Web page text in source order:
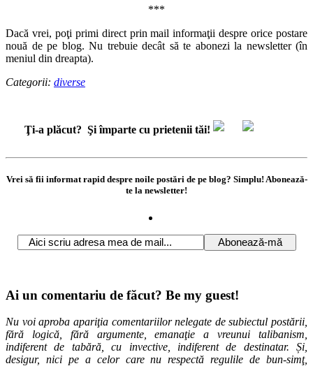
***
Dacă vrei, poţi primi direct prin mail informaţii despre orice postare
nouă de pe blog. Nu trebuie decât să te abonezi la newsletter (în
meniul din dreapta).
Categorii: diverse
Ţi-a plăcut? Şi împarte cu prietenii tăi!
Vrei să fii informat rapid despre noile postări de pe blog? Simplu! Abonează-
te la newsletter!
Ai un comentariu de făcut? Be my guest!
Nu voi aproba apariţia comentariilor nelegate de subiectul postării,
fără logică, fără argumente, emanaţie a vreunui talibanism,
indiferent de tabără, cu invective, indiferent de destinatar. Și,
desigur, nici pe a celor care nu respectă regulile de bun-simţ,